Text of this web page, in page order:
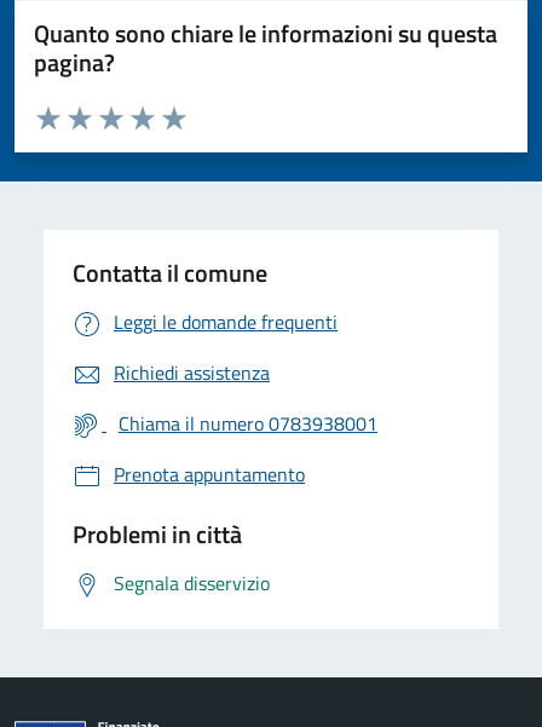
Quanto sono chiare le informazioni su questa
pagina?
Valuta da 1 a 5 stelle la pagina
Valuta 5 stelle su 5
Valuta 4 stelle su 5
Valuta 3 stelle su 5
Valuta 2 stelle su 5
Valuta 1 stelle su 5
Contatta il comune
Leggi le domande frequenti
Richiedi assistenza
Chiama il numero 0783938001
Prenota appuntamento
Problemi in città
Segnala disservizio